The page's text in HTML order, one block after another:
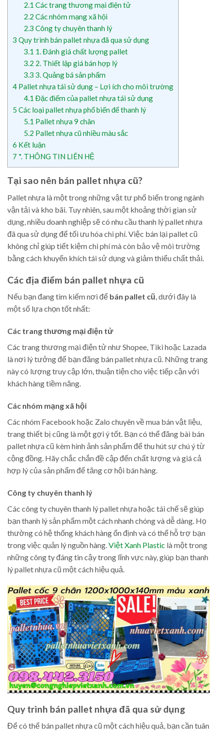
2.1 Các trang thương mại điện tử
2.2 Các nhóm mạng xã hội
2.3 Công ty chuyên thanh lý
3 Quy trình bán pallet nhựa đã qua sử dụng
3.1 1. Đánh giá chất lượng pallet
3.2 2. Thiết lập giá bán hợp lý
3.3 3. Quảng bá sản phẩm
4 Pallet nhựa tái sử dụng – Lợi ích cho môi trường
4.1 Đặc điểm của pallet nhựa tái sử dụng
5 Các loại pallet nhựa phổ biến để thanh lý
5.1 Pallet nhựa 9 chân
5.2 Pallet nhựa cũ nhiều màu sắc
6 Kết luận
7 *. THÔNG TIN LIÊN HỆ
Tại sao nên bán pallet nhựa cũ?
Pallet nhựa là một trong những vật tư phổ biến trong ngành
vận tải và kho bãi. Tuy nhiên, sau một khoảng thời gian sử
dụng, nhiều doanh nghiệp sẽ có nhu cầu thanh lý pallet nhựa
đã qua sử dụng để tối ưu hóa chi phí. Việc bán lại pallet cũ
không chỉ giúp tiết kiệm chi phí mà còn bảo vệ môi trường
bằng cách khuyến khích tái sử dụng và giảm thiểu chất thải.
Các địa điểm bán pallet nhựa cũ
Nếu bạn đang tìm kiếm nơi để bán pallet cũ, dưới đây là
một số lựa chọn tốt nhất:
Các trang thương mại điện tử
Các trang thương mại điện tử như Shopee, Tiki hoặc Lazada
là nơi lý tưởng để bạn đăng bán pallet nhựa cũ. Những trang
này có lượng truy cập lớn, thuận tiện cho việc tiếp cận với
khách hàng tiềm năng.
Các nhóm mạng xã hội
Các nhóm Facebook hoặc Zalo chuyên về mua bán vật liệu,
trang thiết bị cũng là một gợi ý tốt. Bạn có thể đăng bài bán
pallet nhựa cũ kèm hình ảnh sản phẩm để thu hút sự chú ý từ
cộng đồng. Hãy chắc chắn đề cập đến chất lượng và giá cả
hợp lý của sản phẩm để tăng cơ hội bán hàng.
Công ty chuyên thanh lý
Các công ty chuyên thanh lý pallet nhựa hoặc tái chế sẽ giúp
bạn thanh lý sản phẩm một cách nhanh chóng và dễ dàng. Họ
thường có hệ thống khách hàng ổn định và có thể hỗ trợ bạn
trong việc quản lý nguồn hàng. Việt Xanh Plastic là một trong
những công ty đáng tin cậy trong lĩnh vực này, giúp bạn thanh
lý pallet nhựa cũ một cách hiệu quả.
Quy trình bán pallet nhựa đã qua sử dụng
Để có thể bán pallet nhựa cũ một cách hiệu quả, bạn cần tuân